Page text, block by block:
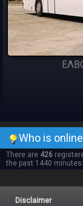
Who is
There are 426
the past 1440
Disclaimer